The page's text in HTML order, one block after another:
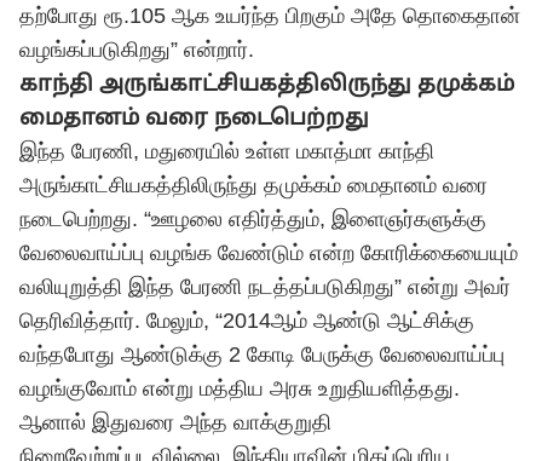
தற்போது ரூ.105 ஆக உயர்ந்த பிறகும் அதே தொகைதான்
வழங்கப்படுகிறது” என்றார்.
காந்தி அருங்காட்சியகத்திலிருந்து தமுக்கம்
மைதானம் வரை நடைபெற்றது
இந்த பேரணி, மதுரையில் உள்ள மகாத்மா காந்தி
அருங்காட்சியகத்திலிருந்து தமுக்கம் மைதானம் வரை
நடைபெற்றது. “ஊழலை எதிர்த்தும், இளைஞர்களுக்கு
வேலைவாய்ப்பு வழங்க வேண்டும் என்ற கோரிக்கையையும்
வலியுறுத்தி இந்த பேரணி நடத்தப்படுகிறது” என்று அவர்
தெரிவித்தார். மேலும், “2014ஆம் ஆண்டு ஆட்சிக்கு
வந்தபோது ஆண்டுக்கு 2 கோடி பேருக்கு வேலைவாய்ப்பு
வழங்குவோம் என்று மத்திய அரசு உறுதியளித்தது.
ஆனால் இதுவரை அந்த வாக்குறுதி
நிறைவேற்றப்படவில்லை. இந்தியாவின் மிகப்பெரிய